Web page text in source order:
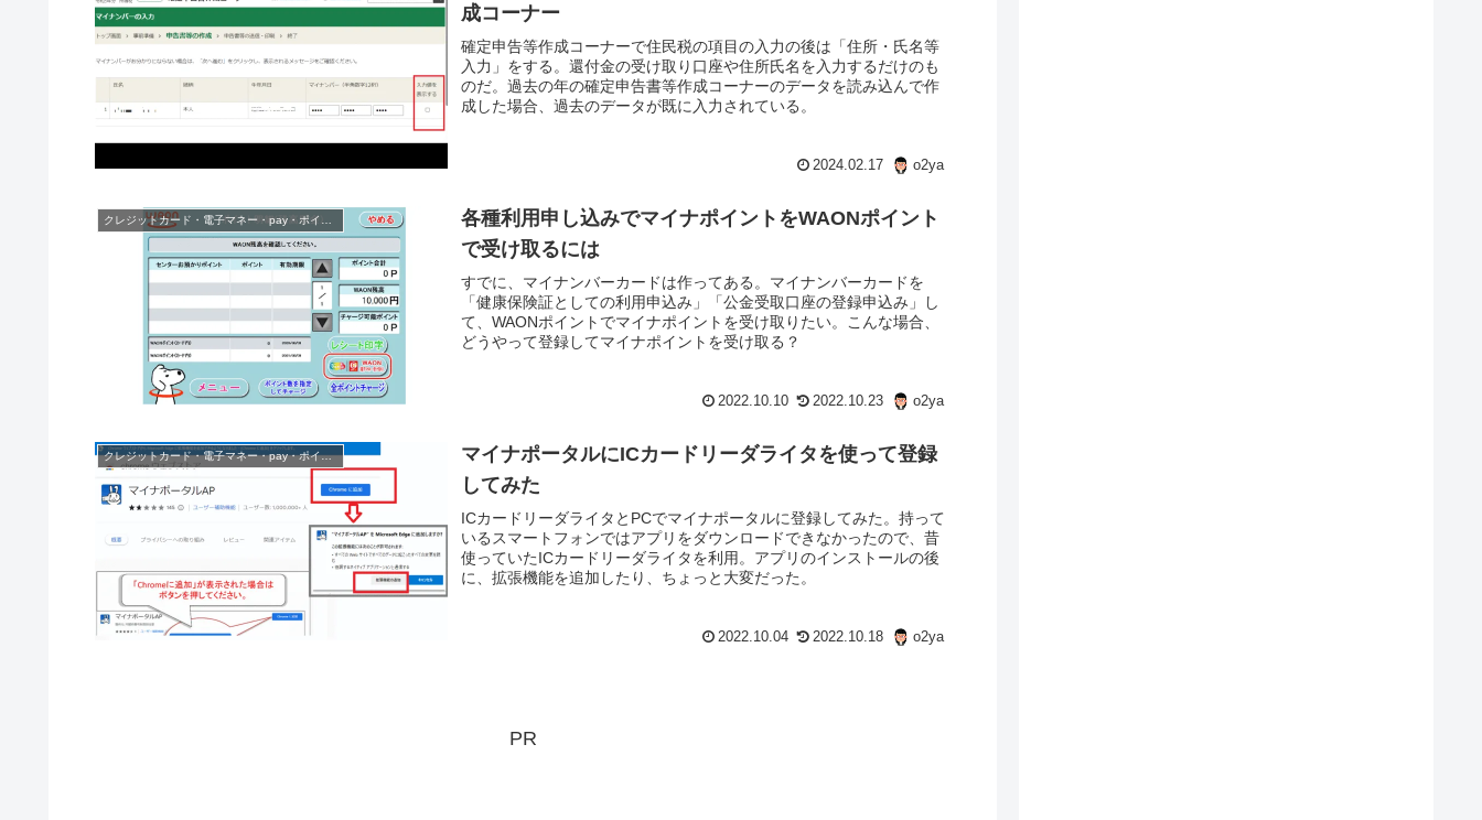
成コーナー
確定申告等作成コーナーで住民税の項目の入力の後は「住所・氏名等
入力」をする。還付金の受け取り口座や住所氏名を入力するだけのも
のだ。過去の年の確定申告書等作成コーナーのデータを読み込んで作
成した場合、過去のデータが既に入力されている。
2024.02.17 o2ya
クレジットカード・電子マネー・pay・ポイント
各種利用申し込みでマイナポイントをWAONポイント
で受け取るには
すでに、マイナンバーカードは作ってある。マイナンバーカードを
「健康保険証としての利用申込み」「公金受取口座の登録申込み」し
て、WAONポイントでマイナポイントを受け取りたい。こんな場合、
どうやって登録してマイナポイントを受け取る？
2022.10.10 2022.10.23 o2ya
クレジットカード・電子マネー・pay・ポイント
マイナポータルにICカードリーダライタを使って登録
してみた
ICカードリーダライタとPCでマイナポータルに登録してみた。持って
いるスマートフォンではアプリをダウンロードできなかったので、昔
使っていたICカードリーダライタを利用。アプリのインストールの後
に、拡張機能を追加したり、ちょっと大変だった。
2022.10.04 2022.10.18 o2ya
PR